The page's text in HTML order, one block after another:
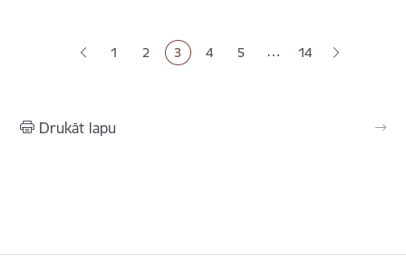
Lapošana
Lapa
1 Lapa
2 Pašreizējā lapa
3 Lapa
4 Lapa
5 … 14
Drukāt lapu